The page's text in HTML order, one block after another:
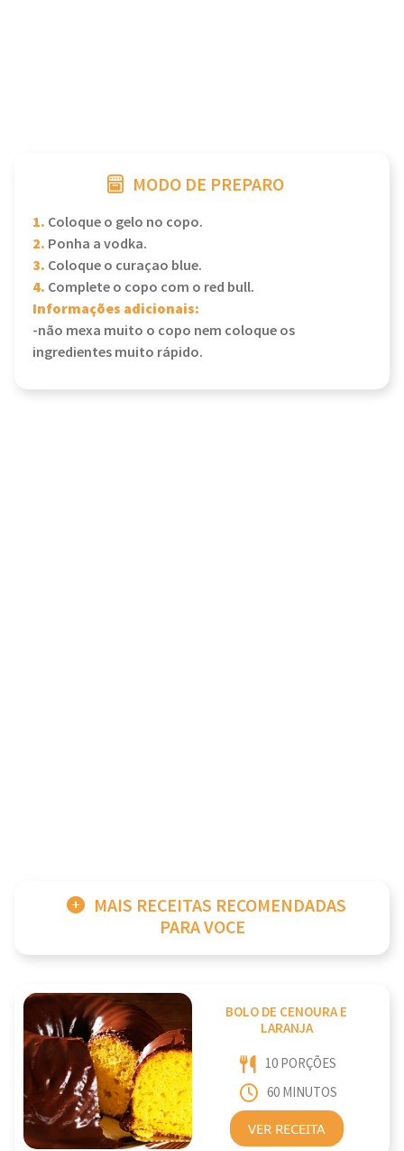
MODO DE PREPARO
1. Coloque o gelo no copo.
2. Ponha a vodka.
3. Coloque o curaçao blue.
4. Complete o copo com o red bull.
Informações adicionais:
-não mexa muito o copo nem coloque os
ingredientes muito rápido.
MAIS RECEITAS RECOMENDADAS
PARA VOCE
BOLO DE CENOURA E
LARANJA
10 PORÇÕES
60 MINUTOS
VER RECEITA